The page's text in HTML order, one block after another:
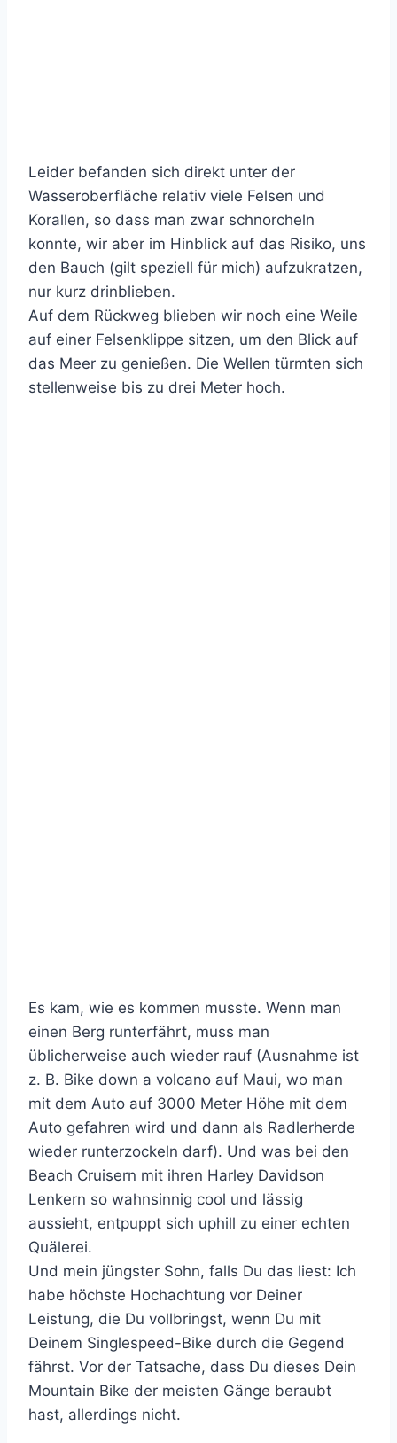
Leider befanden sich direkt unter der
Wasseroberfläche relativ viele Felsen und
Korallen, so dass man zwar schnorcheln
konnte, wir aber im Hinblick auf das Risiko, uns
den Bauch (gilt speziell für mich) aufzukratzen,
nur kurz drinblieben.
Auf dem Rückweg blieben wir noch eine Weile
auf einer Felsenklippe sitzen, um den Blick auf
das Meer zu genießen. Die Wellen türmten sich
stellenweise bis zu drei Meter hoch.
Es kam, wie es kommen musste. Wenn man
einen Berg runterfährt, muss man
üblicherweise auch wieder rauf (Ausnahme ist
z. B. Bike down a volcano auf Maui, wo man
mit dem Auto auf 3000 Meter Höhe mit dem
Auto gefahren wird und dann als Radlerherde
wieder runterzockeln darf). Und was bei den
Beach Cruisern mit ihren Harley Davidson
Lenkern so wahnsinnig cool und lässig
aussieht, entpuppt sich uphill zu einer echten
Quälerei.
Und mein jüngster Sohn, falls Du das liest: Ich
habe höchste Hochachtung vor Deiner
Leistung, die Du vollbringst, wenn Du mit
Deinem Singlespeed-Bike durch die Gegend
fährst. Vor der Tatsache, dass Du dieses Dein
Mountain Bike der meisten Gänge beraubt
hast, allerdings nicht.